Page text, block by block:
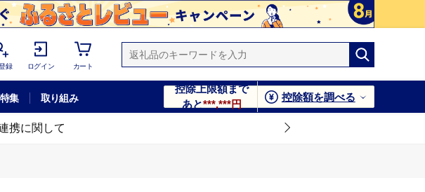
録 ログイン カート
特集 取り組み
控除上限額まで
あと***,***円
控除額を調べる
携に関して